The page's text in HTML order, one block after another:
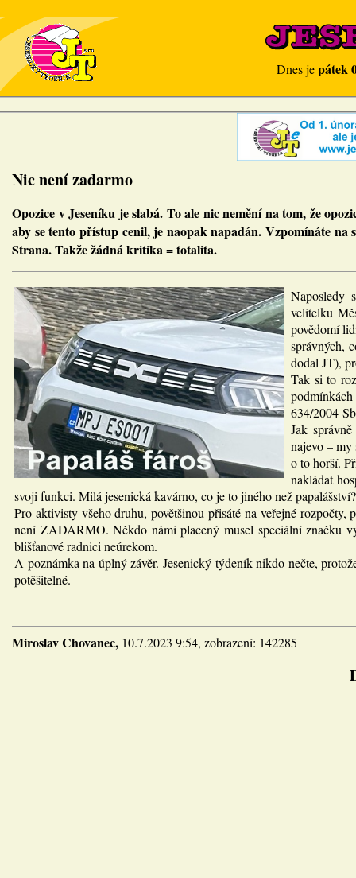
Dnes jepátek
Nic není zadarmo
Opozice v Jeseníku je slabá. To ale nic nemění na tom, že
aby se tento přístup cenil, je naopak napadán. Vzpomínáte
Strana. Takže žádná kritika = totalita.
Naposledy
velitelku
povědomí
správných,
dodal JT),
Tak si to
634/2004
Jak
najevo –
o to horší.
nakládat
svoji funkci. Milá jesenická kavárno, co je to jiného než papalášství?
Pro aktivisty všeho druhu, povětšinou přisáté na veřejné rozpočty,
není ZADARMO. Někdo námi placený musel speciální značku
blišťanové radnici neúrekom.
A poznámka na úplný závěr. Jesenický týdeník nikdo nečte,
potěšitelné.
Miroslav Chovanec, 10.7.2023 9:54, zobrazení: 142285